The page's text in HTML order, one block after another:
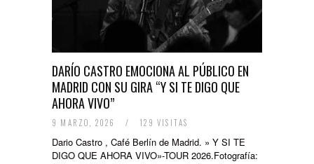
DARÍO CASTRO EMOCIONA AL PÚBLICO EN
MADRID CON SU GIRA “Y SI TE DIGO QUE
AHORA VIVO”
9 MARZO, 2026 / 129 VISITAS
Dario Castro , Café Berlín de Madrid. » Y SI TE
DIGO QUE AHORA VIVO»-TOUR 2026.Fotografía: